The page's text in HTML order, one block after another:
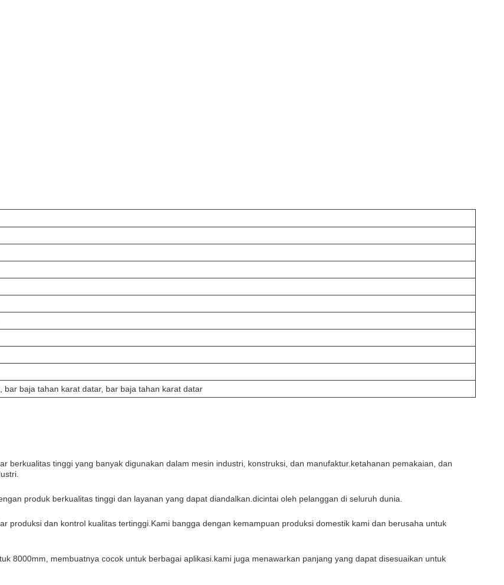
bar baja tahan karat datar, bar baja tahan karat datar
berkualitas tinggi yang banyak digunakan dalam mesin industri, konstruksi, dan manufaktur.ketahanan pemakaian, dan
produk berkualitas tinggi dan layanan yang dapat diandalkan.dicintai oleh pelanggan di seluruh dunia.
produksi dan kontrol kualitas tertinggi.Kami bangga dengan kemampuan produksi domestik kami dan berusaha untuk
8000mm, membuatnya cocok untuk berbagai aplikasi.kami juga menawarkan panjang yang dapat disesuaikan untuk